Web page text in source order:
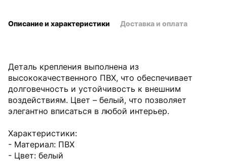
Деталь крепления выполнена из
высококачественного ПВХ, что обеспечивает
долговечность и устойчивость к внешним
воздействиям. Цвет – белый, что позволяет
элегантно вписаться в любой интерьер.
Характеристики:
- Материал: ПВХ
- Цвет: белый
Описание и характеристики Доставка и оплата